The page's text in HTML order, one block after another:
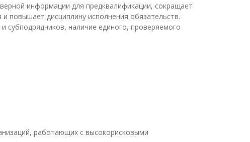
информации для предквалификации, сокращает
повышает дисциплину исполнения обязательств.
субподрядчиков, наличие единого, проверяемого
работающих с высокорисковыми